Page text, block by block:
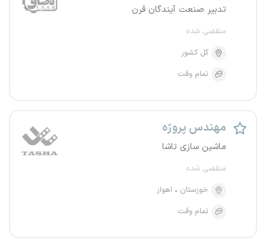
تدبیر صنعت آیندگان قرن
منقضی شده
کل کشور
تمام وقت
مهندس پروژه
ماشین سازی تاشا
منقضی شده
خوزستان
اهواز
تمام وقت